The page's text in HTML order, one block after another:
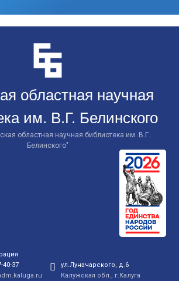
областная научная
им. В.Г. Белинского
областная научная библиотека им. В.Г.
Белинского"
40-37
ул.Луначарского, д.6
Калужская обл., г.Калуга